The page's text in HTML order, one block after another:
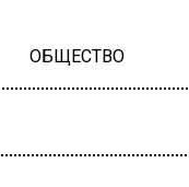
ОБЩЕСТВО